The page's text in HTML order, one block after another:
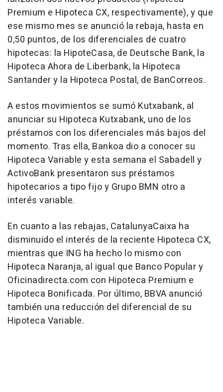
Premium e Hipoteca CX, respectivamente), y que
ese mismo mes se anunció la rebaja, hasta en
0,50 puntos, de los diferenciales de cuatro
hipotecas: la HipoteCasa, de Deutsche Bank, la
Hipoteca Ahora de Liberbank, la Hipoteca
Santander y la Hipoteca Postal, de BanCorreos.
A estos movimientos se sumó Kutxabank, al
anunciar su Hipoteca Kutxabank, uno de los
préstamos con los diferenciales más bajos del
momento. Tras ella, Bankoa dio a conocer su
Hipoteca Variable y esta semana el Sabadell y
ActivoBank presentaron sus préstamos
hipotecarios a tipo fijo y Grupo BMN otro a
interés variable.
En cuanto a las rebajas, CatalunyaCaixa ha
disminuido el interés de la reciente Hipoteca CX,
mientras que ING ha hecho lo mismo con
Hipoteca Naranja, al igual que Banco Popular y
Oficinadirecta.com con Hipoteca Premium e
Hipoteca Bonificada. Por último, BBVA anunció
también una reducción del diferencial de su
Hipoteca Variable.